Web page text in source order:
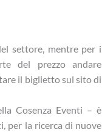
settore, mentre per i
del prezzo andare
il biglietto sul sito di
Cosenza Eventi – è
per la ricerca di nuove